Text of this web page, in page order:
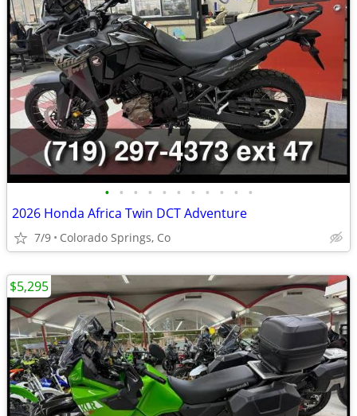
• • • • • • • • • • •
2026 Honda Africa Twin DCT Adventure
7/9 Colorado Springs, Co
$5,295